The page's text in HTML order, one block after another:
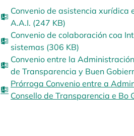
Convenio de asistencia xurídica
A.A.I. (247 KB)
Convenio de colaboración coa
sistemas (306 KB)
Convenio entre la
de Transparencia y Buen
Prórroga Convenio entre a
Consello de Transparencia e